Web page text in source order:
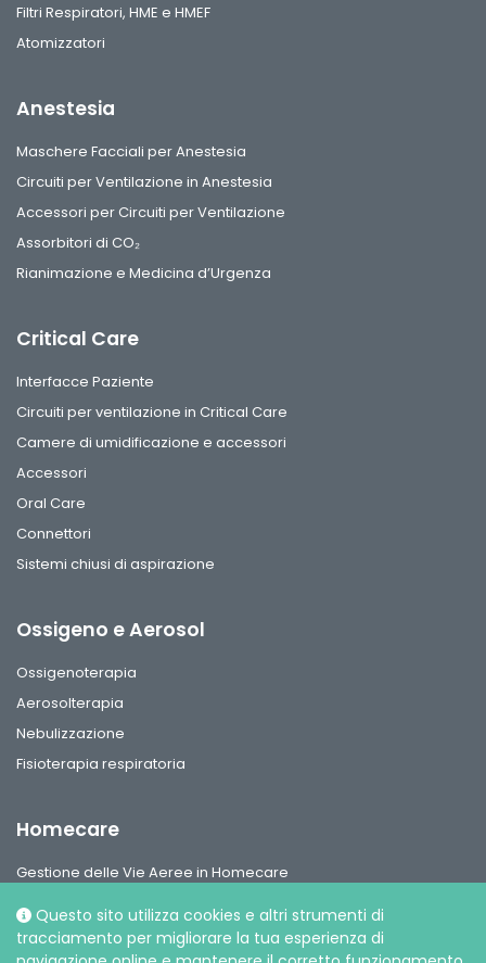
Questo sito utilizza cookies e altri strumenti di
tracciamento per migliorare la tua esperienza di
Filtri Respiratori, HME e HMEF
Atomizzatori
Anestesia
Maschere Facciali per Anestesia
Circuiti per Ventilazione in Anestesia
Accessori per Circuiti per Ventilazione
Assorbitori di CO₂
Rianimazione e Medicina d’Urgenza
Critical Care
Interfacce Paziente
Circuiti per ventilazione in Critical Care
Camere di umidificazione e accessori
Accessori
Oral Care
Connettori
Sistemi chiusi di aspirazione
Ossigeno e Aerosol
Ossigenoterapia
Aerosolterapia
Nebulizzazione
Fisioterapia respiratoria
Homecare
Gestione delle Vie Aeree in Homecare
Gamma Ossigeno & Aerosol Terapia Home Care